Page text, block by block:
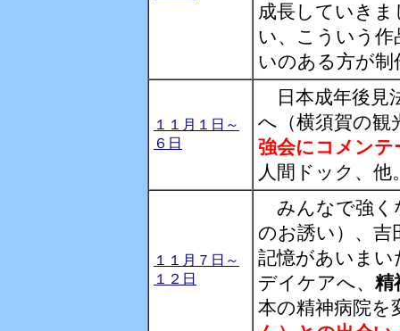
成長していき
い、こういう
いのある方が制
１１月１日～
６日
日本成年後見
へ（横須賀の観
強会にコメン
人間ドック、他
１１月７日～
１２日
みんなで強く
のお誘い）、吉
記憶があいまい
デイケアへ、 精
本の精神病院を